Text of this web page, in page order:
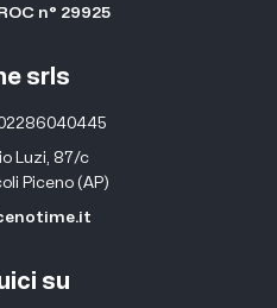
n° 29925
srls
Luzi, 87/c
Piceno (AP)
su